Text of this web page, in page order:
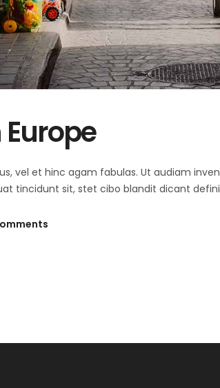
vel et hinc agam fabulas. Ut audiam
tincidunt sit, stet cibo blandit dicant